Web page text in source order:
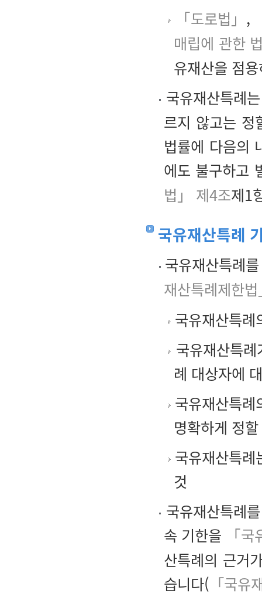
「도로법」 ,
매립에 관한
유재산을 점
국유재산특례
르지 않고는 정
법률에 다음의
에도 불구하고
법」 제4조제1
국유재산특례
국유재산특례
재산특례제한
국유재산특
국유재산특
례 대상자에
국유재산특
명확하게 정
국유재산특
것
국유재산특례
속 기한을
「
산특례의 근거
습니다( 「국